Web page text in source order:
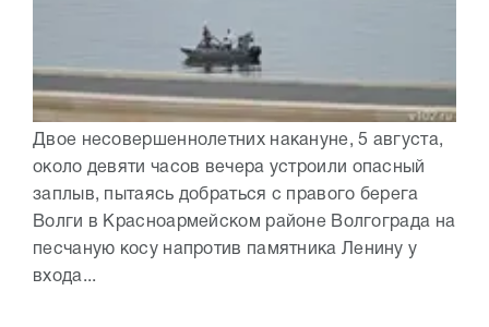
Двое несовершеннолетних накануне, 5 августа,
около девяти часов вечера устроили опасный
заплыв, пытаясь добраться с правого берега
Волги в Красноармейском районе Волгограда на
песчаную косу напротив памятника Ленину у
входа...